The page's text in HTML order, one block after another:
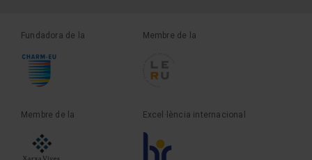
Fundadora de la Membre de la
Membre de la Excel·lència internacional